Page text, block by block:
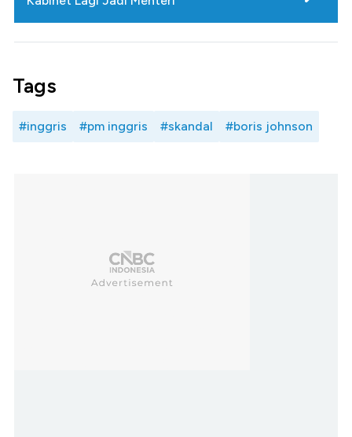
Tags
#inggris #pm inggris #skandal #boris johnson